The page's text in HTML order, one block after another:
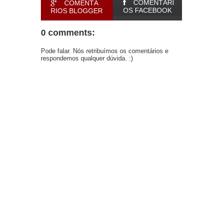
COMENTÁ
RIOS BLOGGER
COMENTÁRI
OS FACEBOOK
0 comments:
Pode falar. Nós retribuímos os comentários e
respondemos qualquer dúvida. :)